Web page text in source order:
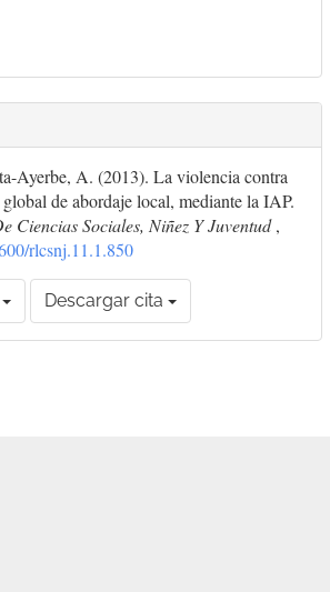
Ayerbe, A. (2013). La violencia contra
de abordaje local, mediante la IAP.
Ciencias Sociales, Niñez Y Juventud,
rlcsnj.11.1.850
Descargar cita